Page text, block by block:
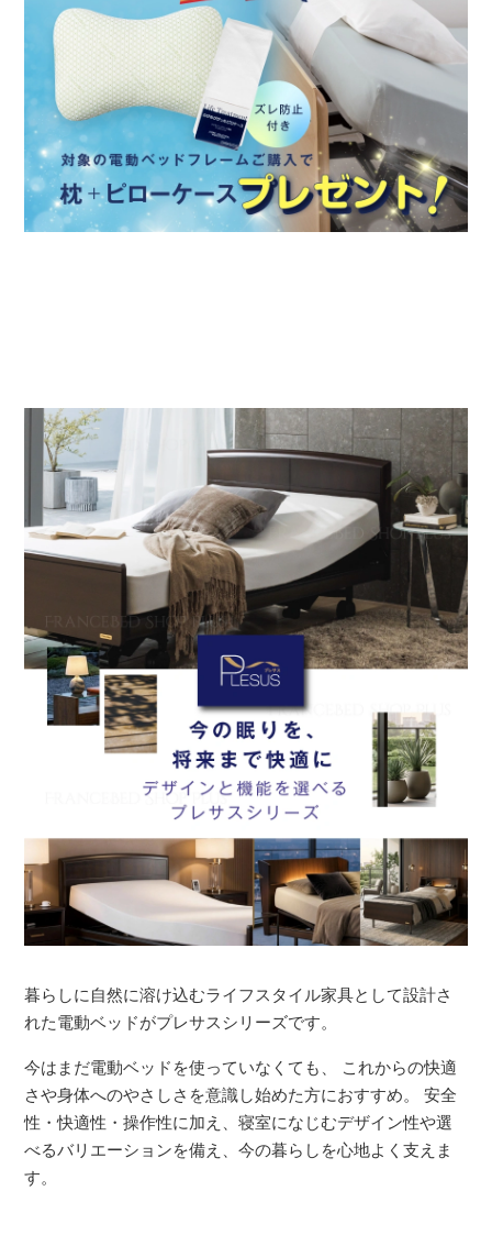
暮らしに自然に溶け込むライフスタイル家具として設計さ
れた電動ベッドがプレサスシリーズです。
今はまだ電動ベッドを使っていなくても、 これからの快適
さや身体へのやさしさを意識し始めた方におすすめ。 安全
性・快適性・操作性に加え、寝室になじむデザイン性や選
べるバリエーションを備え、今の暮らしを心地よく支えま
す。